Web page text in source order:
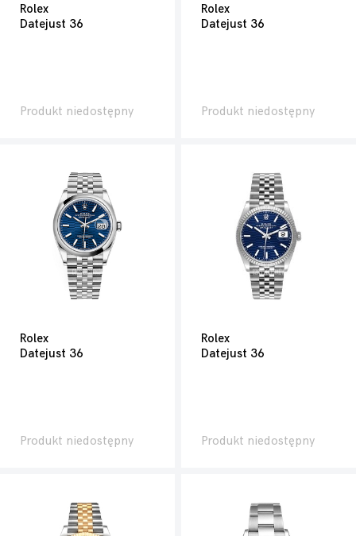
Rolex
Datejust 36
Produkt niedostępny
Rolex
Datejust 36
Produkt niedostępny
Rolex
Datejust 36
Produkt niedostępny
Rolex
Datejust 36
Produkt niedostępny